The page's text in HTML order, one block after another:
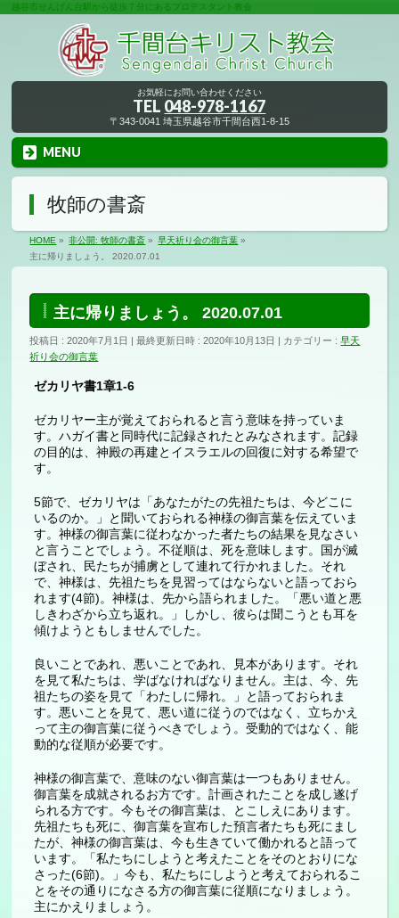
越谷市せんげん台駅から徒歩７分にあるプロテスタント教会
お気軽にお問い合わせください
TEL 048-978-1167
〒343-0041 埼玉県越谷市千間台西1-8-15
MENU
牧師の書斎
HOME » 非公開: 牧師の書斎 » 早天祈り会の御言葉 »
主に帰りましょう。 2020.07.01
主に帰りましょう。 2020.07.01
投稿日 : 2020年7月1日 最終更新日時 : 2020年10月13日 カテゴリー :早天
祈り会の御言葉
ゼカリヤ書1章1-6
ゼカリヤー主が覚えておられると言う意味を持っていま
す。ハガイ書と同時代に記録されたとみなされます。記録
の目的は、神殿の再建とイスラエルの回復に対する希望で
す。
5節で、ゼカリヤは「あなたがたの先祖たちは、今どこに
いるのか。」と聞いておられる神様の御言葉を伝えていま
す。神様の御言葉に従わなかった者たちの結果を見なさい
と言うことでしょう。不従順は、死を意味します。国が滅
ぼされ、民たちが捕虜として連れて行かれました。それ
で、神様は、先祖たちを見習ってはならないと語っておら
れます(4節)。神様は、先から語られました。「悪い道と悪
しきわざから立ち返れ。」しかし、彼らは聞こうとも耳を
傾けようともしませんでした。
良いことであれ、悪いことであれ、見本があります。それ
を見て私たちは、学ばなければなりません。主は、今、先
祖たちの姿を見て「わたしに帰れ。」と語っておられま
す。悪いことを見て、悪い道に従うのではなく、立ちかえ
って主の御言葉に従うべきでしょう。受動的ではなく、能
動的な従順が必要です。
神様の御言葉で、意味のない御言葉は一つもありません。
御言葉を成就されるお方です。計画されたことを成し遂げ
られる方です。今もその御言葉は、とこしえにあります。
先祖たちも死に、御言葉を宣布した預言者たちも死にまし
たが、神様の御言葉は、今も生きていて働かれると語って
います。「私たちにしようと考えたことをそのとおりにな
さった(6節)。」今も、私たちにしようと考えておられるこ
とをその通りになさる方の御言葉に従順になりましょう。
主にかえりましょう。